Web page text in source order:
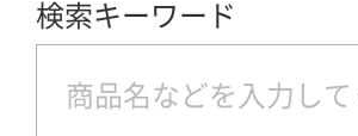
検索キーワード